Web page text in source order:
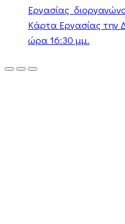
Εργασίας
Κάρτα Εργασίας την
ώρα 16:30 μμ.